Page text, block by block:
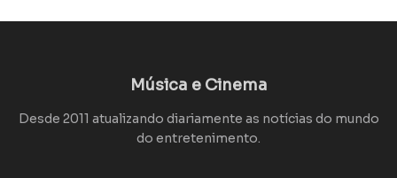
Música e Cinema
Desde 2011 atualizando diariamente as notícias do mundo
do entretenimento.